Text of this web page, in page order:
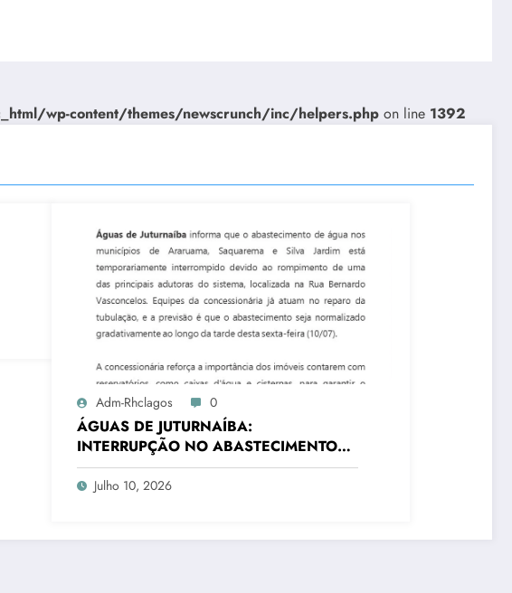
wp-content/themes/newscrunch/inc/helpers.php on line 1392
Adm-Rhclagos 0
ÁGUAS DE JUTURNAÍBA:
INTERRUPÇÃO NO ABASTECIMENTO
EM TRÊS CIDADES
Julho 10, 2026